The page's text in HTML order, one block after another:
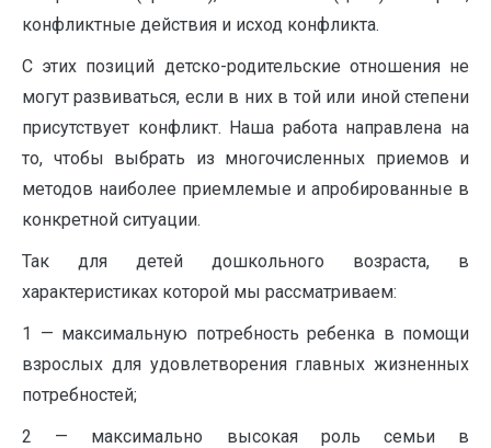
конфликтные действия и исход конфликта.
С этих позиций детско-родительские отношения не
могут развиваться, если в них в той или иной степени
присутствует конфликт. Наша работа направлена на
то, чтобы выбрать из многочисленных приемов и
методов наиболее приемлемые и апробированные в
конкретной ситуации.
Так для детей дошкольного возраста, в
характеристиках которой мы рассматриваем:
1 — максимальную потребность ребенка в помощи
взрослых для удовлетворения главных жизненных
потребностей;
2 — максимально высокая роль семьи в